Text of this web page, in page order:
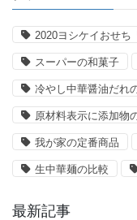
2020ヨシケイおせち
スーパーの和菓子
冷やし中華醤油だれ
原材料表示に添加物
我が家の定番商品
生中華麺の比較
最新記事